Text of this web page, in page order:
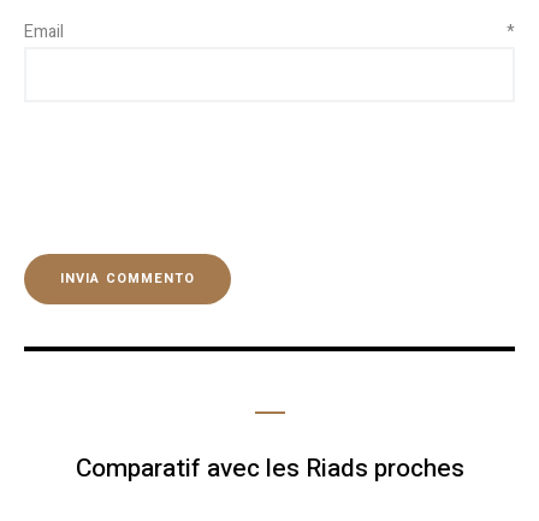
Email *
Comparatif avec les Riads proches